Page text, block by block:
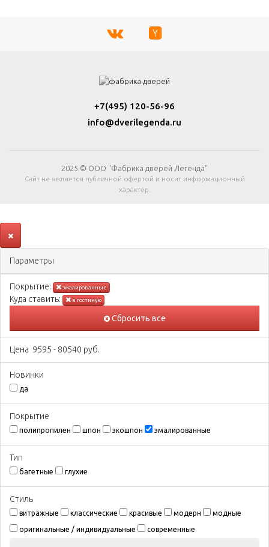
+7(495) 120-56-96
info@dverilegenda.ru
2025 © ООО "Фабрика дверей Легенда"
Сайт не является публичной офертой и носит информационный
характер.
Параметры
Покрытиe: эмалированные
Куда ставить: в гостиную
Сбросить все
Цена 9595 - 80540 руб.
Новинки
да
Покрытиe
полипропилен шпон экошпон эмалированные
Тип
багетные глухие
Стиль
витражные классические красивые модерн модные
оригинальные / индивидуальные современные